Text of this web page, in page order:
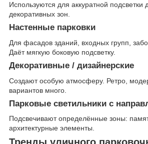
Используются для аккуратной подсветки
декоративных зон.
Настенные парковки
Для фасадов зданий, входных групп,
Даёт мягкую боковую подсветку.
Декоративные / дизайнерские
Создают особую атмосферу. Ретро,
вариантов много.
Парковые светильники с
Подсвечивают определённые зоны:
архитектурные элементы.